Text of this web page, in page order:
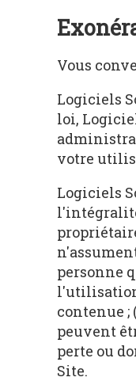
Vous
Logiciels
loi,
votre
Logiciels
personne
contenue
peuvent
perte ou
Site.